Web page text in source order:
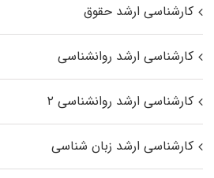
کارشناسی ارشد حقوق
کارشناسی ارشد روانشناسی
کارشناسی ارشد روانشناسی ۲
کارشناسی ارشد زبان شناسی